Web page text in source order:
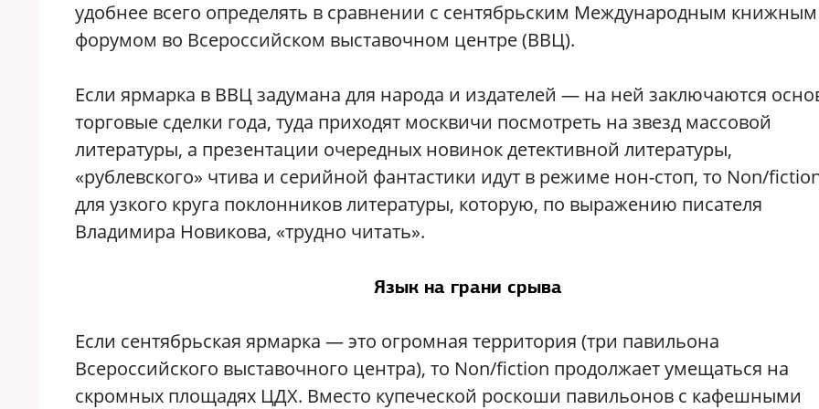
удобнее всего определять в сравнении с сентябрьским Международным книжным
форумом во Всероссийском выставочном центре (ВВЦ).
Если ярмарка в ВВЦ задумана для народа и издателей — на ней заключаются
торговые сделки года, туда приходят москвичи посмотреть на звезд массовой
литературы, а презентации очередных новинок детективной литературы,
«рублевского» чтива и серийной фантастики идут в режиме нон-стоп, то Non/
для узкого круга поклонников литературы, которую, по выражению писателя
Владимира Новикова, «трудно читать».
Язык на грани срыва
Если сентябрьская ярмарка — это огромная территория (три павильона
Всероссийского выставочного центра), то Non/fiction продолжает умещаться на
скромных площадях ЦДХ. Вместо купеческой роскоши павильонов с кафешными